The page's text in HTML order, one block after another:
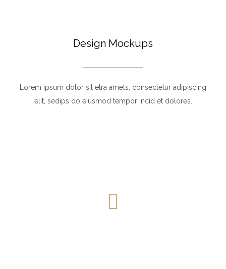
Design Mockups
Lorem ipsum dolor sit etra amets, consectetur adipiscing
elit, sedips do eiusmod tempor incid et dolores.